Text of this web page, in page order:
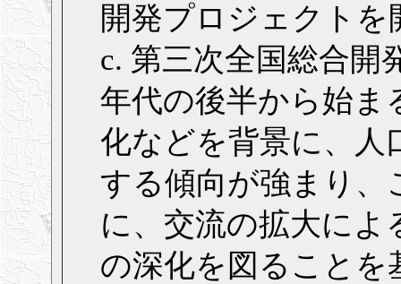
開発プロジェクトを
c. 第三次全国総合開
年代の後半から始ま
化などを背景に、人
する傾向が強まり、
に、交流の拡大によ
の深化を図ることを